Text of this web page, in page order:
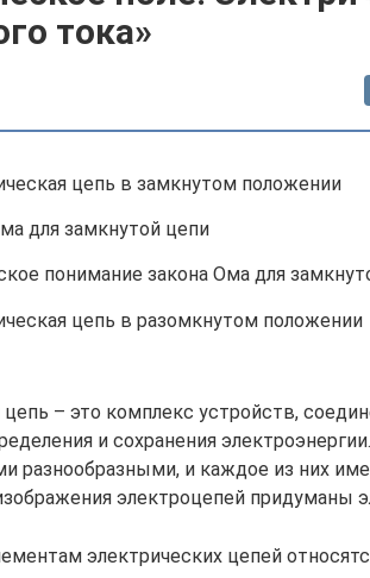
тока»
цепь в замкнутом положении
для замкнутой цепи
понимание закона Ома для
цепь в разомкнутом положении
цепь – это комплекс устройств,
и сохранения
и каждое из них
электроцепей придуманы
электрических цепей